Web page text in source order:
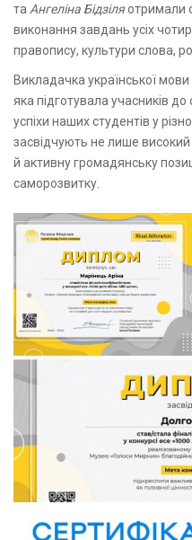
та Ангеліна Бідзіляотримали
виконання завдань усіх
правопису, культури слова,
Викладачка української мови
яка підготувала учасників
успіхи наших студентів у
засвідчують не лише високий
й активну громадянську
саморозвитку.